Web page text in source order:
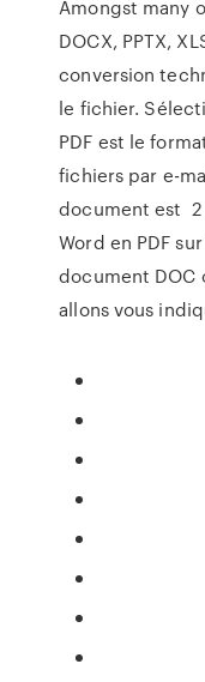
Amongst many
DOCX, PPTX,
conversion
le fichier.
PDF est le
fichiers par e-
document est 2
Word en PDF
document DOC
allons vous